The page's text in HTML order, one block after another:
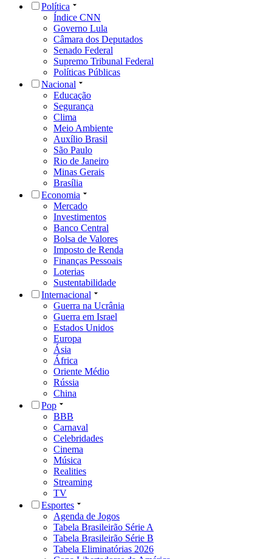
Política
Índice CNN
Governo Lula
Câmara dos Deputados
Senado Federal
Supremo Tribunal Federal
Políticas Públicas
Nacional
Educação
Segurança
Clima
Meio Ambiente
Auxílio Brasil
São Paulo
Rio de Janeiro
Minas Gerais
Brasília
Economia
Mercado
Investimentos
Banco Central
Bolsa de Valores
Imposto de Renda
Finanças Pessoais
Loterias
Sustentabilidade
Internacional
Guerra na Ucrânia
Guerra em Israel
Estados Unidos
Europa
Ásia
África
Oriente Médio
Rússia
China
Pop
BBB
Carnaval
Celebridades
Cinema
Música
Realities
Streaming
TV
Esportes
Agenda de Jogos
Tabela Brasileirão Série A
Tabela Brasileirão Série B
Tabela Eliminatórias 2026